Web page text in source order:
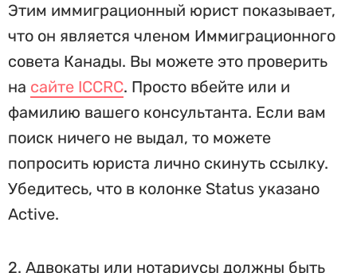
Этим иммиграционный юрист показывает,
что он является членом Иммиграционного
совета Канады. Вы можете это проверить
на сайте ICCRC. Просто вбейте или и
фамилию вашего консультанта. Если вам
поиск ничего не выдал, то можете
попросить юриста лично скинуть ссылку.
Убедитесь, что в колонке Status указано
Active.
2. Адвокаты или нотариусы должны быть